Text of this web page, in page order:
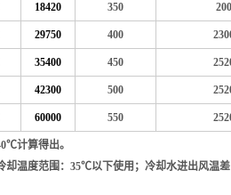
18420 350
29750 400
35400 450
42300 500
60000 550
计算得出。
温度范围：35℃以下使用；冷却水进出风温